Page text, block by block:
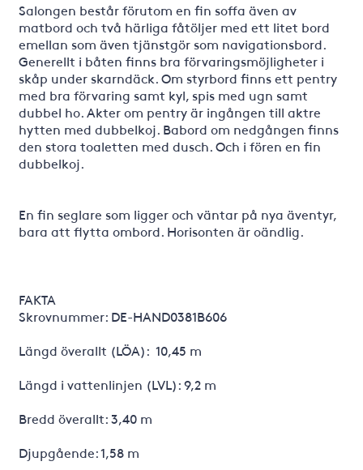
Salongen består förutom en fin soffa även av
matbord och två härliga fåtöljer med ett litet bord
emellan som även tjänstgör som navigationsbord.
Generellt i båten finns bra förvaringsmöjligheter i
skåp under skarndäck. Om styrbord finns ett pentry
med bra förvaring samt kyl, spis med ugn samt
dubbel ho. Akter om pentry är ingången till aktre
hytten med dubbelkoj. Babord om nedgången finns
den stora toaletten med dusch. Och i fören en fin
dubbelkoj.
En fin seglare som ligger och väntar på nya äventyr,
bara att flytta ombord. Horisonten är oändlig.
FAKTA
Skrovnummer: DE-HAND0381B606
Längd överallt (LÖA): 10,45 m
Längd i vattenlinjen (LVL): 9,2 m
Bredd överallt: 3,40 m
Djupgående: 1,58 m